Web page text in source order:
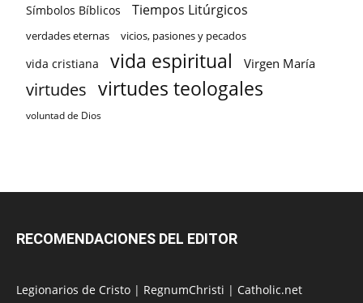
Símbolos Bíblicos Tiempos Litúrgicos
verdades eternas vicios, pasiones y pecados
vida cristiana vida espiritual Virgen María
virtudes virtudes teologales
voluntad de Dios
RECOMENDACIONES DEL EDITOR
Legionarios de Cristo | RegnumChristi | Catholic.net